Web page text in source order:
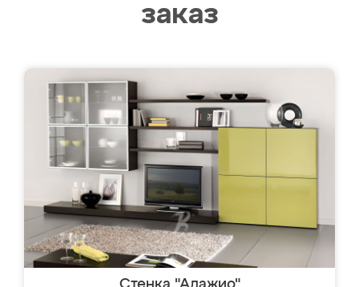
заказ